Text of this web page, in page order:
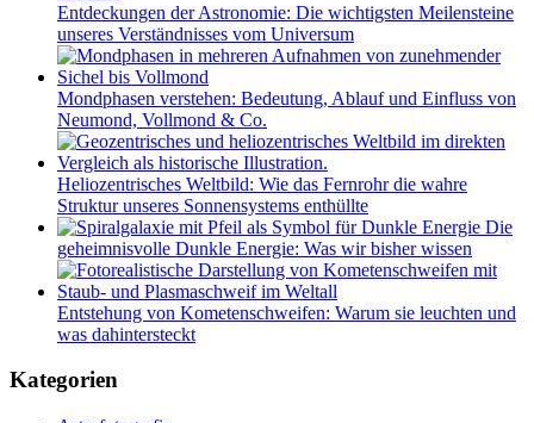
Entdeckungen der Astronomie: Die wichtigsten Meilensteine
unseres Verständnisses vom Universum
Mondphasen verstehen: Bedeutung, Ablauf und Einfluss von
Neumond, Vollmond & Co.
Heliozentrisches Weltbild: Wie das Fernrohr die wahre
Struktur unseres Sonnensystems enthüllte
Die
geheimnisvolle Dunkle Energie: Was wir bisher wissen
Entstehung von Kometenschweifen: Warum sie leuchten und
was dahintersteckt
Kategorien